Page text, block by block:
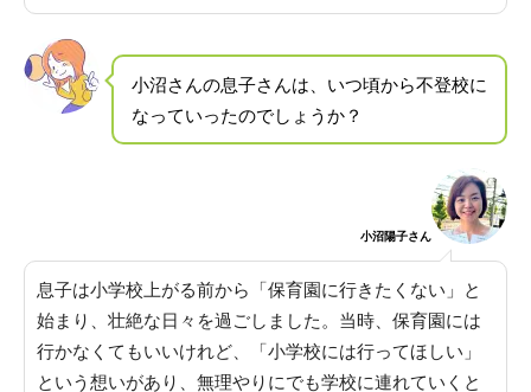
小沼さんの息子さんは、いつ頃から不登校に
なっていったのでしょうか？
小沼陽子さん
息子は小学校上がる前から「保育園に行きたくない」と
始まり、壮絶な日々を過ごしました。当時、保育園には
行かなくてもいいけれど、「小学校には行ってほしい」
という想いがあり、無理やりにでも学校に連れていくと